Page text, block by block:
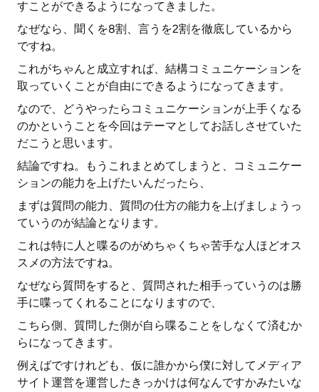
すことができるようになってきました。
なぜなら、聞くを8割、言うを2割を徹底しているから
ですね。
これがちゃんと成立すれば、結構コミュニケーションを
取っていくことが自由にできるようになってきます。
なので、どうやったらコミュニケーションが上手くなる
のかということを今回はテーマとしてお話しさせていた
だこうと思います。
結論ですね。もうこれまとめてしまうと、コミュニケー
ションの能力を上げたいんだったら、
まずは質問の能力、質問の仕方の能力を上げましょうっ
ていうのが結論となります。
これは特に人と喋るのがめちゃくちゃ苦手な人ほどオス
スメの方法ですね。
なぜなら質問をすると、質問された相手っていうのは勝
手に喋ってくれることになりますので、
こちら側、質問した側が自ら喋ることをしなくて済むか
らになってきます。
例えばですけれども、仮に誰かから僕に対してメディア
サイト運営を運営したきっかけは何なんですかみたいな